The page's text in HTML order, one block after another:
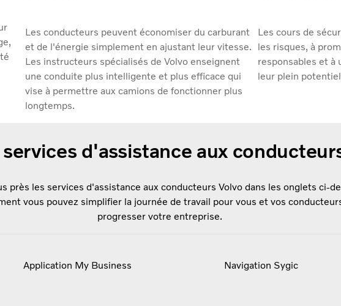
Les conducteurs peuvent économiser du carburant
et de l'énergie simplement en ajustant leur vitesse.
Les instructeurs spécialisés de Volvo enseignent
une conduite plus intelligente et plus efficace qui
vise à permettre aux camions de fonctionner plus
longtemps.
Les cours de
les risques, à
responsables et à
leur plein
services d'assistance aux
près les services d'assistance aux conducteurs Volvo dans les onglets ci-
vous pouvez simplifier la journée de travail pour vous et vos
progresser votre entreprise.
Application My Business Navigation Sygic